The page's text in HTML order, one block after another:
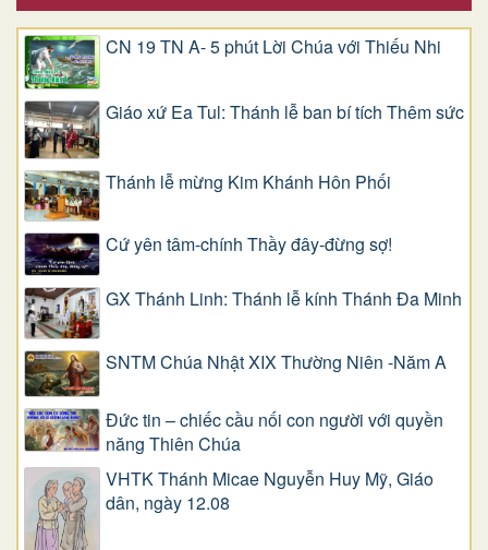
CN 19 TN A- 5 phút Lời Chúa với Thiếu Nhi
Giáo xứ Ea Tul: Thánh lễ ban bí tích Thêm sức
Thánh lễ mừng Kim Khánh Hôn Phối
Cứ yên tâm-chính Thầy đây-đừng sợ!
GX Thánh Linh: Thánh lễ kính Thánh Đa Minh
SNTM Chúa Nhật XIX Thường Niên -Năm A
Đức tin – chiếc cầu nối con người với quyền
năng Thiên Chúa
VHTK Thánh Micae Nguyễn Huy Mỹ, Giáo
dân, ngày 12.08